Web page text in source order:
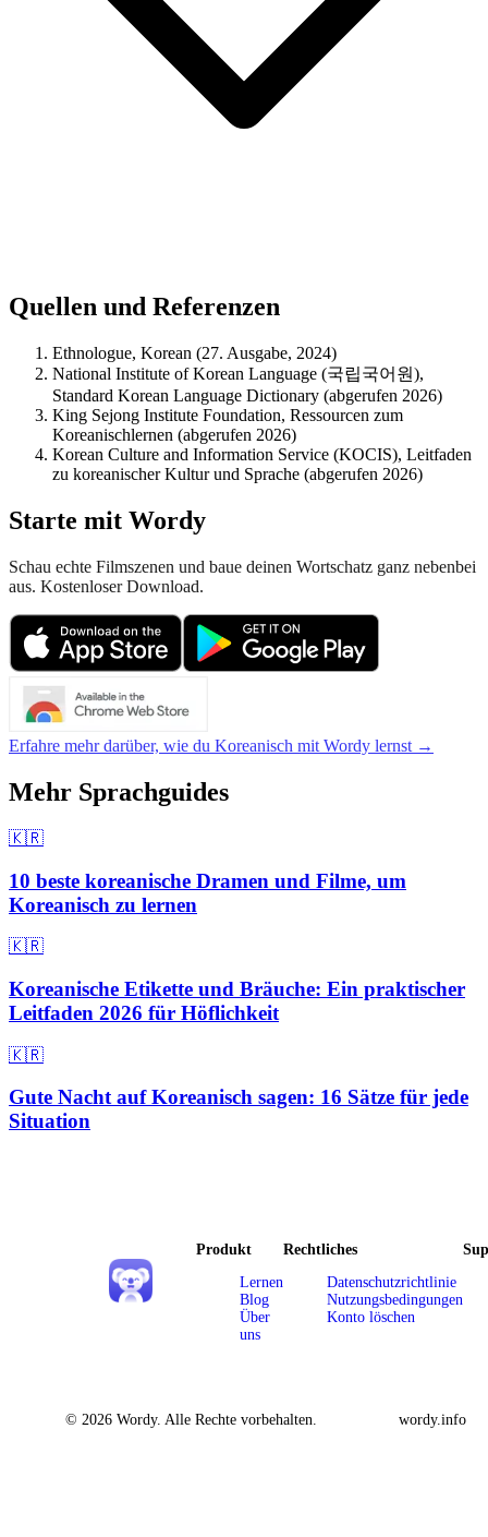
Quellen und Referenzen
Ethnologue, Korean (27. Ausgabe, 2024)
National Institute of Korean Language (국립국어원),
Standard Korean Language Dictionary (abgerufen 2026)
King Sejong Institute Foundation, Ressourcen zum
Koreanischlernen (abgerufen 2026)
Korean Culture and Information Service (KOCIS), Leitfaden
zu koreanischer Kultur und Sprache (abgerufen 2026)
Starte mit Wordy
Schau echte Filmszenen und baue deinen Wortschatz ganz nebenbei
aus. Kostenloser Download.
Erfahre mehr darüber, wie du Koreanisch mit Wordy lernst →
Mehr Sprachguides
🇰🇷
10 beste koreanische Dramen und Filme, um
Koreanisch zu lernen
🇰🇷
Koreanische Etikette und Bräuche: Ein praktischer
Leitfaden 2026 für Höflichkeit
🇰🇷
Gute Nacht auf Koreanisch sagen: 16 Sätze für jede
Situation
Produkt
Lernen
Blog
Über
uns
Rechtliches
Datenschutzrichtlinie
Nutzungsbedingungen
Konto löschen
© 2026 Wordy. Alle Rechte vorbehalten. wordy.info